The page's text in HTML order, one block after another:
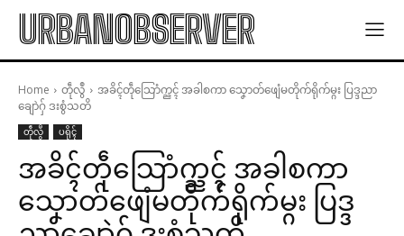
URBANOBSERVER
Home တဵုလွဳ
အခိၚ်တဵုသြောံက္ညၚ် အခါစကာ သၞောတ်ဖျေံမတိုက်ရိုက်မ္ဂး ပြဒ္ဒညာ
ချောဲဂှ် ဒးစွံသတိ
တဵုလွဳ ပရိုၚ်
အခိၚ်တဵုသြောံက္ညၚ် အခါစကာ
သၞောတ်ဖျေံမတိုက်ရိုက်မ္ဂး ပြဒ္ဒ